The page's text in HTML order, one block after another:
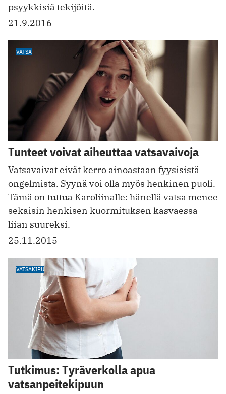
psyykkisiä tekijöitä.
21.9.2016
VATSA
Tunteet voivat aiheuttaa vatsavaivoja
Vatsavaivat eivät kerro ainoastaan fyysisistä
ongelmista. Syynä voi olla myös henkinen puoli.
Tämä on tuttua Karoliinalle: hänellä vatsa menee
sekaisin henkisen kuormituksen kasvaessa
liian suureksi.
25.11.2015
VATSAKIPU
Tutkimus: Tyräverkolla apua
vatsanpeitekipuun